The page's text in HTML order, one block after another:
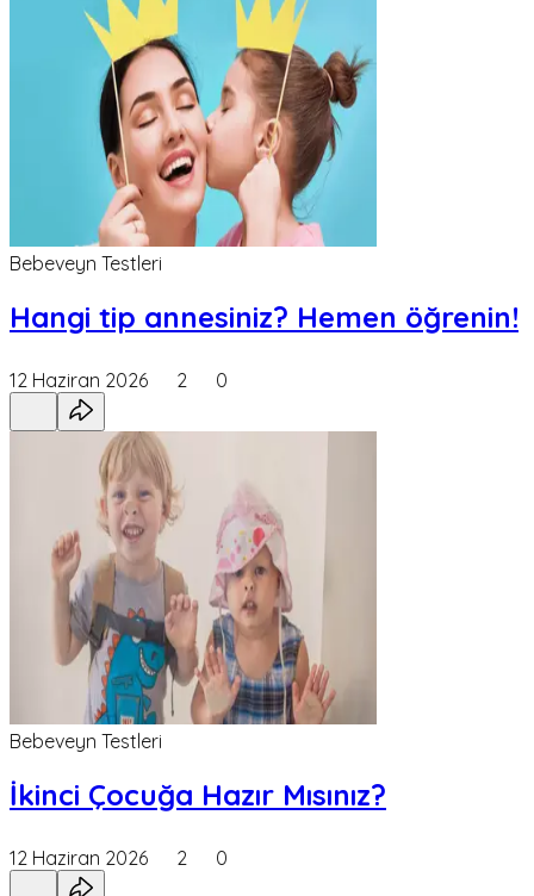
Bebeveyn Testleri
Hangi tip annesiniz? Hemen öğrenin!
12 Haziran 2026 2 0
Bebeveyn Testleri
İkinci Çocuğa Hazır Mısınız?
12 Haziran 2026 2 0